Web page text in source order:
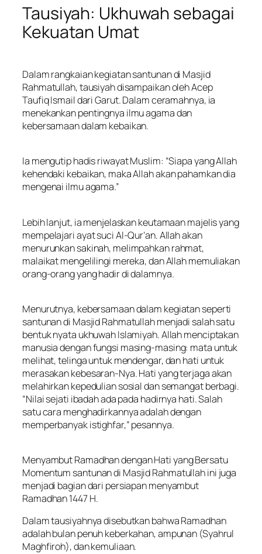
Tausiyah: Ukhuwah sebagai
Kekuatan Umat
Dalam rangkaian kegiatan santunan di Masjid
Rahmatullah, tausiyah disampaikan oleh Acep
Taufiq Ismail dari Garut. Dalam ceramahnya, ia
menekankan pentingnya ilmu agama dan
kebersamaan dalam kebaikan.
Ia mengutip hadis riwayat Muslim: “Siapa yang Allah
kehendaki kebaikan, maka Allah akan pahamkan dia
mengenai ilmu agama.”
Lebih lanjut, ia menjelaskan keutamaan majelis yang
mempelajari ayat suci Al-Qur’an. Allah akan
menurunkan sakinah, melimpahkan rahmat,
malaikat mengelilingi mereka, dan Allah memuliakan
orang-orang yang hadir di dalamnya.
Menurutnya, kebersamaan dalam kegiatan seperti
santunan di Masjid Rahmatullah menjadi salah satu
bentuk nyata ukhuwah Islamiyah. Allah menciptakan
manusia dengan fungsi masing-masing: mata untuk
melihat, telinga untuk mendengar, dan hati untuk
merasakan kebesaran-Nya. Hati yang terjaga akan
melahirkan kepedulian sosial dan semangat berbagi.
“Nilai sejati ibadah ada pada hadirnya hati. Salah
satu cara menghadirkannya adalah dengan
memperbanyak istighfar,” pesannya.
Menyambut Ramadhan dengan Hati yang Bersatu
Momentum santunan di Masjid Rahmatullah ini juga
menjadi bagian dari persiapan menyambut
Ramadhan 1447 H.
Dalam tausiyahnya disebutkan bahwa Ramadhan
adalah bulan penuh keberkahan, ampunan (Syahrul
Maghfiroh), dan kemuliaan.